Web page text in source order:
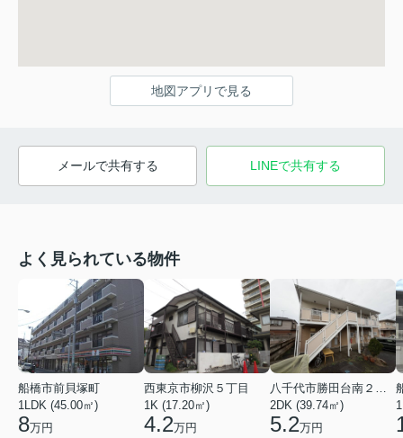
地図アプリで見る
メールで共有する LINEで共有する
よく見られている物件
船橋市前貝塚町
1LDK (45.00㎡)
8万円
西東京市柳沢５丁目
1K (17.20㎡)
4.2万円
八千代市勝田台南２丁目
2DK (39.74㎡)
5.2万円